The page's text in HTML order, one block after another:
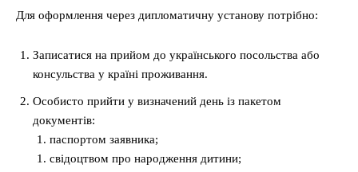
Для оформлення через дипломатичну установу потрібно:
Записатися на прийом до українського посольства або
консульства у країні проживання.
Особисто прийти у визначений день із пакетом
документів:
паспортом заявника;
свідоцтвом про народження дитини;